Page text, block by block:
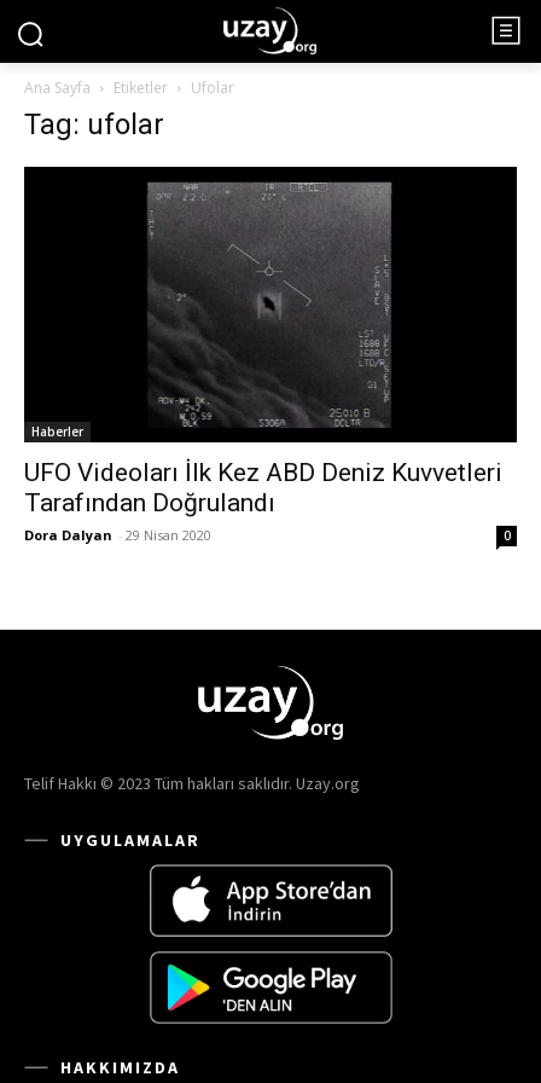
Ana Sayfa Etiketler Ufolar
Tag: ufolar
Haberler
UFO Videoları İlk Kez ABD Deniz Kuvvetleri
Tarafından Doğrulandı
Dora Dalyan - 29 Nisan 2020 0
Telif Hakkı © 2023 Tüm hakları saklıdır. Uzay.org
UYGULAMALAR
HAKKIMIZDA